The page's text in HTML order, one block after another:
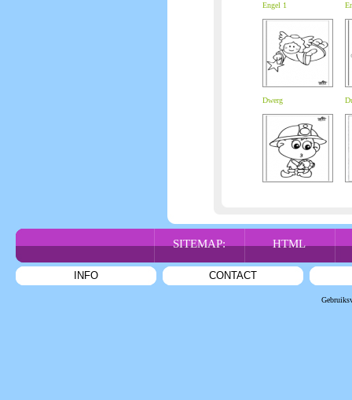
Engel 1
Dwerg
SITEMAP: HTML
INFO CONTACT